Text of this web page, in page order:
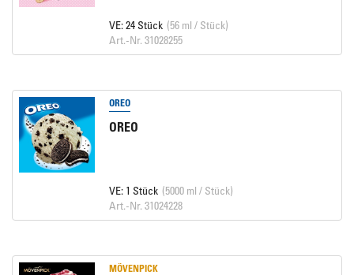
VE: 24 Stück (56 ml / Stück)
Art.-Nr. 31028255
OREO
OREO
VE: 1 Stück (5000 ml / Stück)
Art.-Nr. 31024228
MÖVENPICK